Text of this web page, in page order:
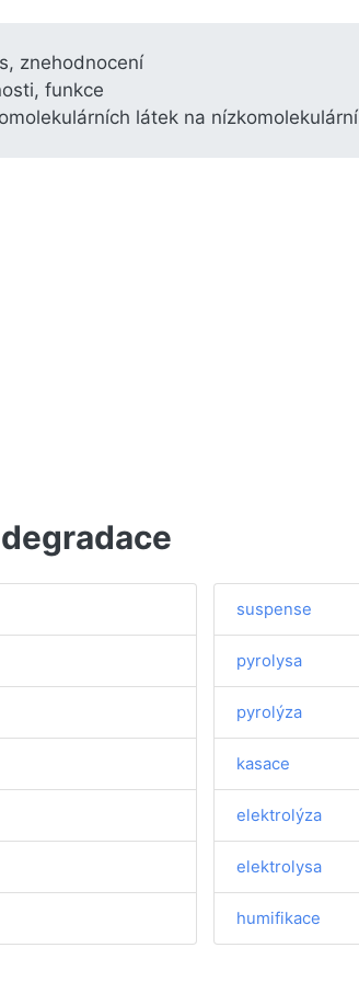
znehodnocení
funkce
látek na nízkomolekulární
suspense
pyrolysa
pyrolýza
kasace
elektrolýza
elektrolysa
humifikace